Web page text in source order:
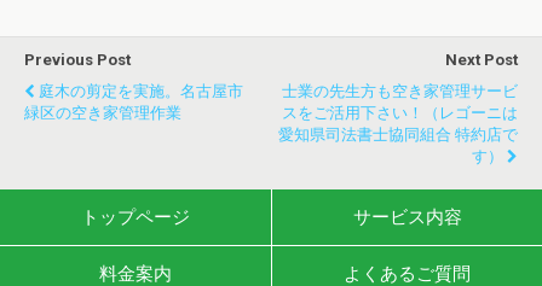
Previous Post
庭木の剪定を実施。名古屋市
緑区の空き家管理作業
Next Post
士業の先生方も空き家管理サービ
スをご活用下さい！（レゴーニは
愛知県司法書士協同組合 特約店で
す）
トップページ サービス内容
料金案内 よくあるご質問